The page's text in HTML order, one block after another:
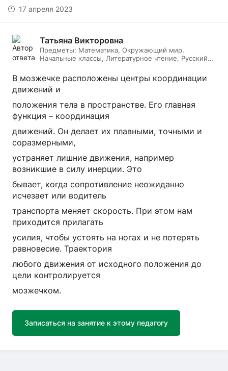
17 апреля 2023
Татьяна Викторовна
Предметы: Математика, Окружающий мир,
Начальные классы, Литературное чтение, Русский
В мозжечке расположены центры координации
движений и
положения тела в пространстве. Его главная
функция – координация
движений. Он делает их плавными, точными и
соразмерными,
устраняет лишние движения, например
возникшие в силу инерции. Это
бывает, когда сопротивление неожиданно
исчезает или водитель
транспорта меняет скорость. При этом нам
приходится прилагать
усилия, чтобы устоять на ногах и не потерять
равновесие. Траектория
любого движения от исходного положения до
цели контролируется
мозжечком.
Записаться на занятие к этому педагогу